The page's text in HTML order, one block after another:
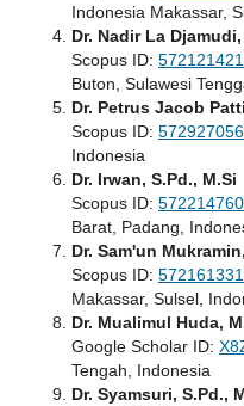
Indonesia Makassar,
Dr. Nadir La Djamudi,
Scopus ID:
Buton, Sulawesi
Dr. Petrus Jacob
Scopus ID:
Indonesia
Dr. Irwan, S.Pd., M.Si
Scopus ID:
Barat, Padang,
Dr. Sam'un
Scopus ID:
Makassar, Sulsel,
Dr. Mualimul Huda,
Google Scholar ID:
Tengah, Indonesia
Dr. Syamsuri, S.Pd.,